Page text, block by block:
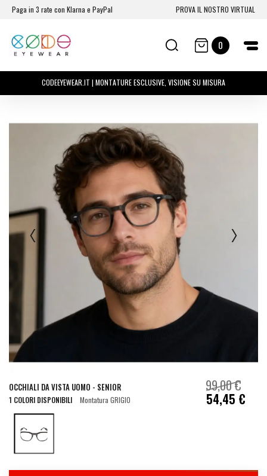
Paga in 3 rate con Klarna e PayPal PROVA IL NOSTRO VIRTUAL
0
CODEEYEWEAR.IT | MONTATURE ESCLUSIVE, VISIONE SU MISURA
OCCHIALI DA VISTA UOMO - SENIOR 99,00 €
54,45 €
1 COLORI DISPONIBILI Montatura GRIGIO